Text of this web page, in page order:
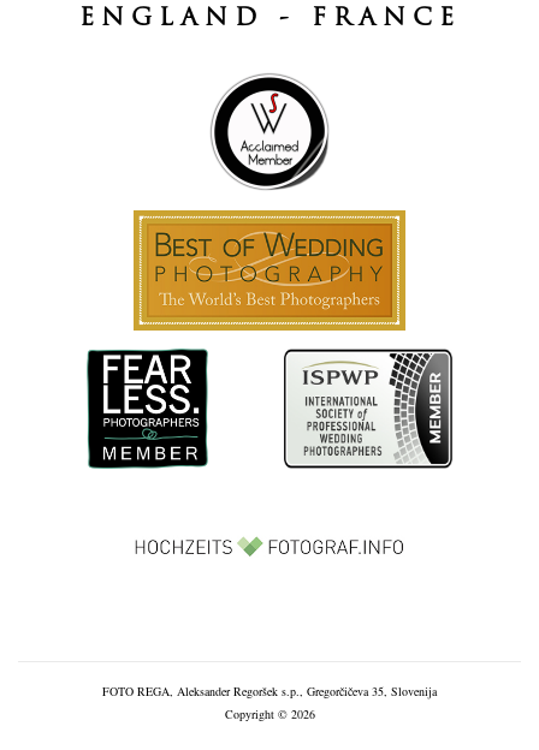
ENGLAND - FRANCE
FOTO REGA, Aleksander Regoršek s.p., Gregorčičeva 35, Slovenija
Copyright © 2026